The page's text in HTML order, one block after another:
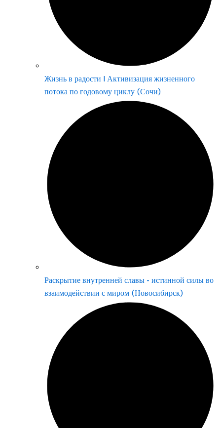
Жизнь в радости | Активизация жизненного
потока по годовому циклу (Сочи)
Раскрытие внутренней славы - истинной силы во
взаимодействии с миром (Новосибирск)